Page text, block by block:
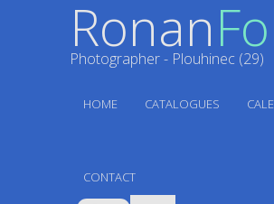
Ronan
Photographer - Plouhinec (29)
HOME CATALOGUES
CONTACT